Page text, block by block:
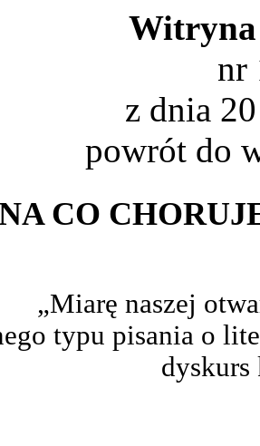
Witryna
nr
z dnia
powrót do
CO
„Miarę naszej
typu pisania o